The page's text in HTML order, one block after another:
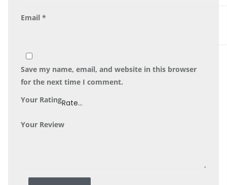
Email *
Save my name, email, and website in this browser
for the next time I comment.
Your Rating
Your Review